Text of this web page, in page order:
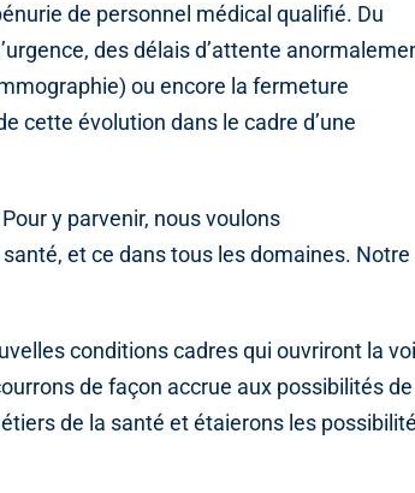
de personnel médical qualifié. Du
des délais d’attente
ou encore la fermeture
cette évolution dans le cadre d’une
y parvenir, nous voulons
et ce dans tous les domaines. Notre
conditions cadres qui ouvriront la
de façon accrue aux possibilités de
de la santé et étaierons les